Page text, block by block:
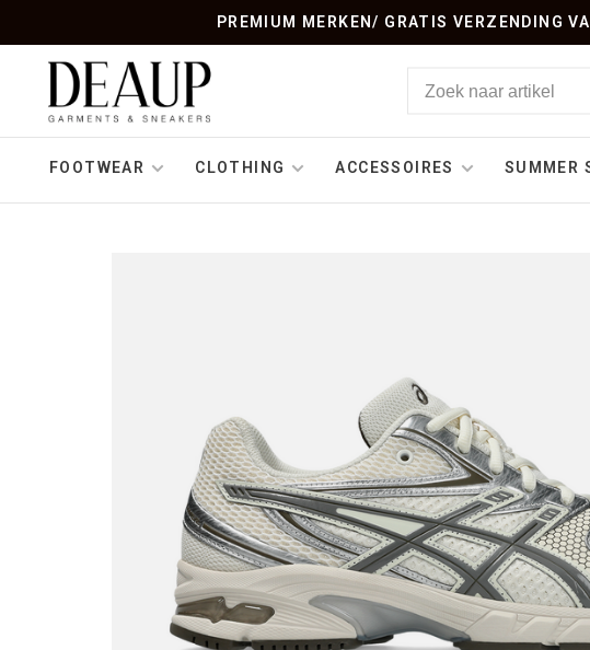
PREMIUM MERKEN/ GRATIS VERZENDING
FOOTWEAR CLOTHING ACCESSOIRES SUMMER